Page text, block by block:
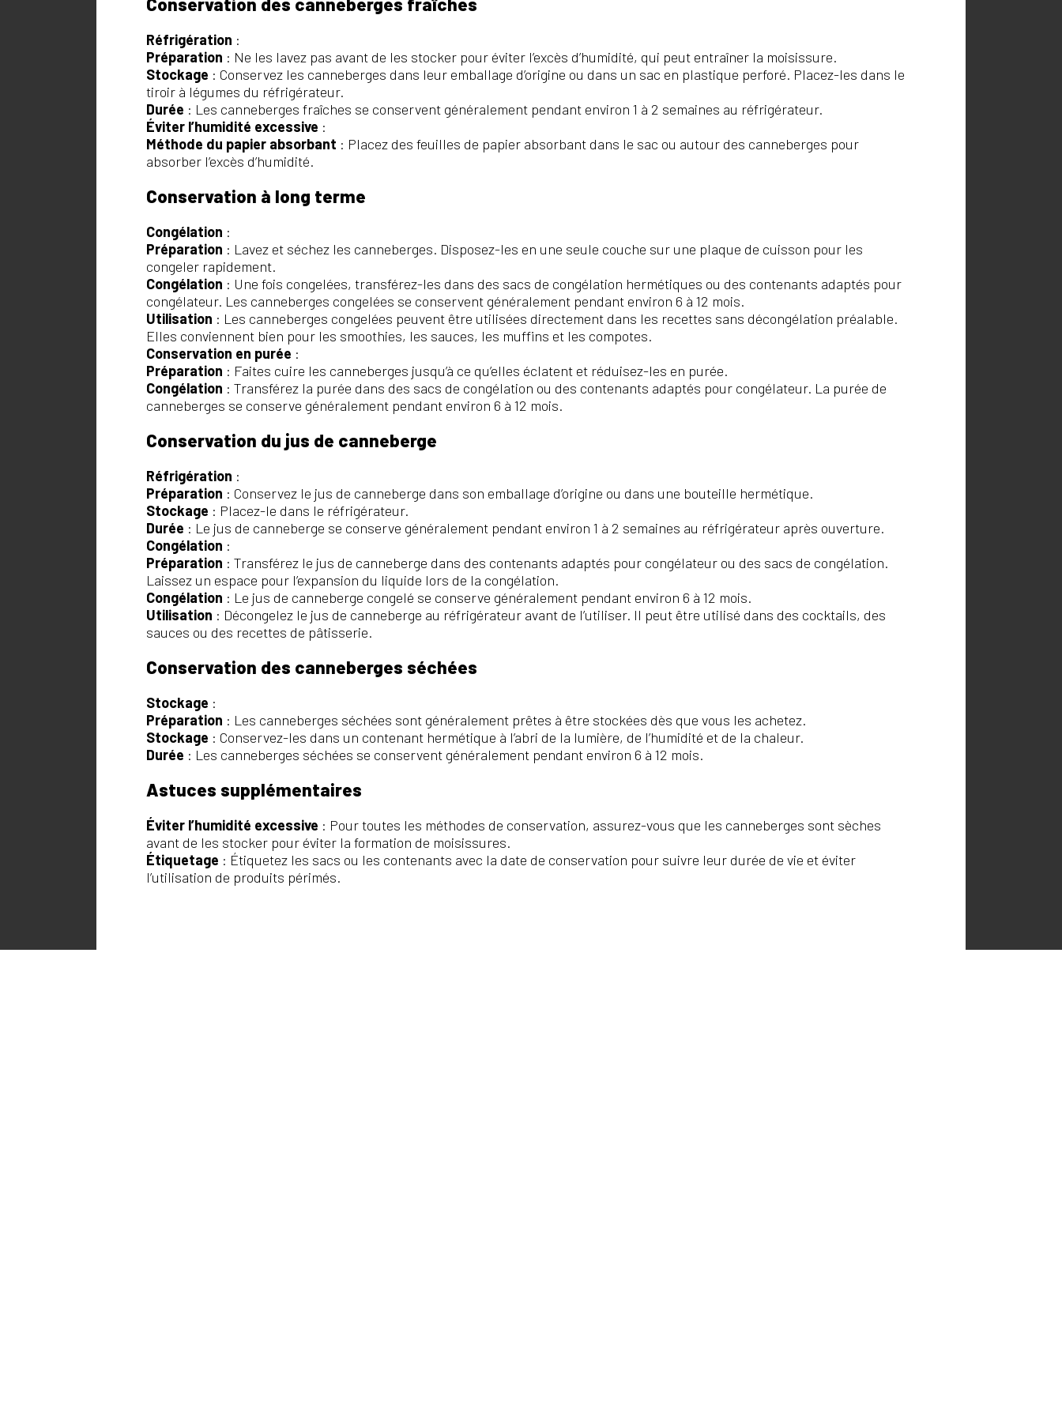
Réfrigération :
Préparation : Ne les lavez pas avant de les stocker pour éviter l’excès d’humidité, qui peut entraîner la moisissure.
Stockage : Conservez les canneberges dans leur emballage d’origine ou dans un sac en plastique perforé. Placez-les dans le
tiroir à légumes du réfrigérateur.
Durée : Les canneberges fraîches se conservent généralement pendant environ 1 à 2 semaines au réfrigérateur.
Éviter l’humidité excessive :
Méthode du papier absorbant : Placez des feuilles de papier absorbant dans le sac ou autour des canneberges pour
absorber l’excès d’humidité.
Conservation à long terme
Congélation :
Préparation : Lavez et séchez les canneberges. Disposez-les en une seule couche sur une plaque de cuisson pour les
congeler rapidement.
Congélation : Une fois congelées, transférez-les dans des sacs de congélation hermétiques ou des contenants adaptés pour
congélateur. Les canneberges congelées se conservent généralement pendant environ 6 à 12 mois.
Utilisation : Les canneberges congelées peuvent être utilisées directement dans les recettes sans décongélation préalable.
Elles conviennent bien pour les smoothies, les sauces, les muffins et les compotes.
Conservation en purée :
Préparation : Faites cuire les canneberges jusqu’à ce qu’elles éclatent et réduisez-les en purée.
Congélation : Transférez la purée dans des sacs de congélation ou des contenants adaptés pour congélateur. La purée de
canneberges se conserve généralement pendant environ 6 à 12 mois.
Conservation du jus de canneberge
Réfrigération :
Préparation : Conservez le jus de canneberge dans son emballage d’origine ou dans une bouteille hermétique.
Stockage : Placez-le dans le réfrigérateur.
Durée : Le jus de canneberge se conserve généralement pendant environ 1 à 2 semaines au réfrigérateur après ouverture.
Congélation :
Préparation : Transférez le jus de canneberge dans des contenants adaptés pour congélateur ou des sacs de congélation.
Laissez un espace pour l’expansion du liquide lors de la congélation.
Congélation : Le jus de canneberge congelé se conserve généralement pendant environ 6 à 12 mois.
Utilisation : Décongelez le jus de canneberge au réfrigérateur avant de l’utiliser. Il peut être utilisé dans des cocktails, des
sauces ou des recettes de pâtisserie.
Conservation des canneberges séchées
Stockage :
Préparation : Les canneberges séchées sont généralement prêtes à être stockées dès que vous les achetez.
Stockage : Conservez-les dans un contenant hermétique à l’abri de la lumière, de l’humidité et de la chaleur.
Durée : Les canneberges séchées se conservent généralement pendant environ 6 à 12 mois.
Astuces supplémentaires
Éviter l’humidité excessive : Pour toutes les méthodes de conservation, assurez-vous que les canneberges sont sèches
avant de les stocker pour éviter la formation de moisissures.
Étiquetage : Étiquetez les sacs ou les contenants avec la date de conservation pour suivre leur durée de vie et éviter
l’utilisation de produits périmés.